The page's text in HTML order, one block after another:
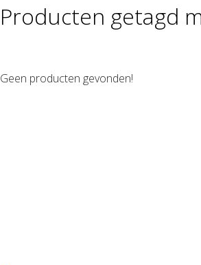
Producten getagd
Geen producten gevonden!